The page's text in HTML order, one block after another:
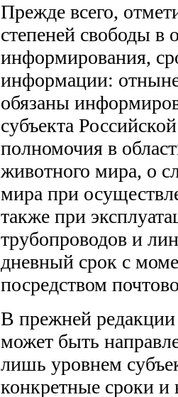
Прежде всего,
степеней свободы в
информирования,
информации:
обязаны
субъекта
полномочия в
животного мира, о
мира при
также при
трубопроводов и
дневный срок с
посредством
В прежней редакции
может быть
лишь уровнем
конкретные сроки